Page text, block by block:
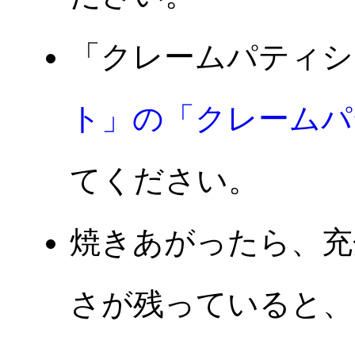
「クレームパティ
ト」の「クレーム
てください。
焼きあがったら、
さが残っていると